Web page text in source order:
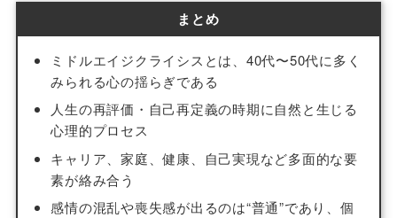
まとめ
ミドルエイジクライシスとは、40代〜50代に多く
みられる心の揺らぎである
人生の再評価・自己再定義の時期に自然と生じる
心理的プロセス
キャリア、家庭、健康、自己実現など多面的な要
素が絡み合う
感情の混乱や喪失感が出るのは“普通”であり、個